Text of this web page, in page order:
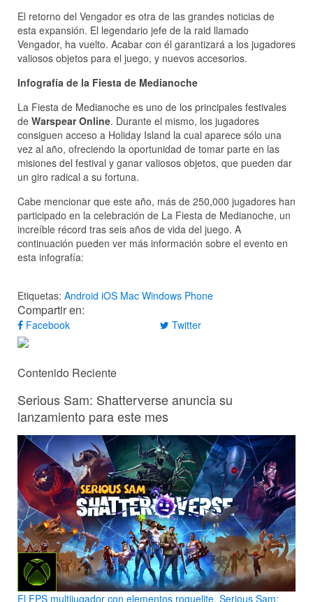
El retorno del Vengador es otra de las grandes noticias de
esta expansión. El legendario jefe de la raid llamado
Vengador, ha vuelto. Acabar con él garantizará a los jugadores
valiosos objetos para el juego, y nuevos accesorios.
Infografía de la Fiesta de Medianoche
La Fiesta de Medianoche es uno de los principales festivales
de Warspear Online. Durante el mismo, los jugadores
consiguen acceso a Holiday Island la cual aparece sólo una
vez al año, ofreciendo la oportunidad de tomar parte en las
misiones del festival y ganar valiosos objetos, que pueden dar
un giro radical a su fortuna.
Cabe mencionar que este año, más de 250,000 jugadores han
participado en la celebración de La Fiesta de Medianoche, un
increíble récord tras seis años de vida del juego. A
continuación pueden ver más información sobre el evento en
esta infografía:
Etiquetas: Android iOS Mac Windows Phone
Compartir en:
Facebook Twitter
Contenido Reciente
Serious Sam: Shatterverse anuncia su
lanzamiento para este mes
El FPS multijugador con elementos roguelite, Serious Sam: